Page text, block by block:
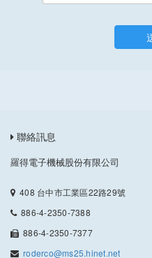
聯絡訊息
羅得電子機械股份有限公司
408 台中市工業區22路29號
886-4-2350-7388
886-4-2350-7377
roderco@ms25.hinet.net